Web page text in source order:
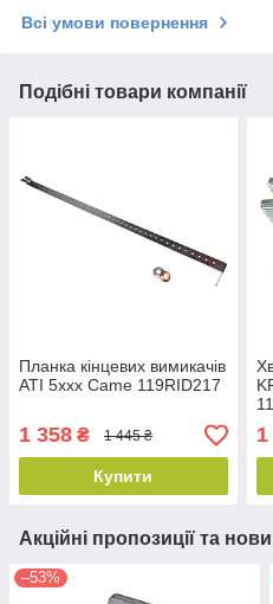
Всі умови повернення
Подібні товари компанії
Планка кінцевих вимикачів
ATI 5xxx Came 119RID217
1 358 ₴ 1 445 ₴
Купити
1
Акційні пропозиції та
–53%